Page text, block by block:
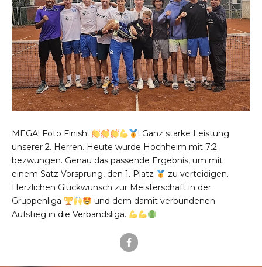
MEGA! Foto Finish!
! Ganz starke Leistung
unserer 2. Herren. Heute wurde Hochheim mit 7:2
bezwungen. Genau das passende Ergebnis, um mit
einem Satz Vorsprung, den 1. Platz
zu verteidigen.
Herzlichen Glückwunsch zur Meisterschaft in der
Gruppenliga
und dem damit verbundenen
Aufstieg in die Verbandsliga.